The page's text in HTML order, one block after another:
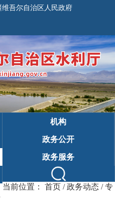
维吾尔自治区人民政府
机构
政务公开
政务服务
当前位置： 首页 /政务动态 /专